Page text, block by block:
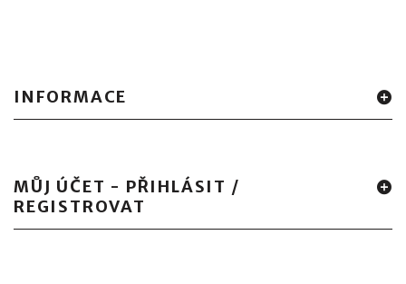
INFORMACE
MŮJ ÚČET - PŘIHLÁSIT /
REGISTROVAT